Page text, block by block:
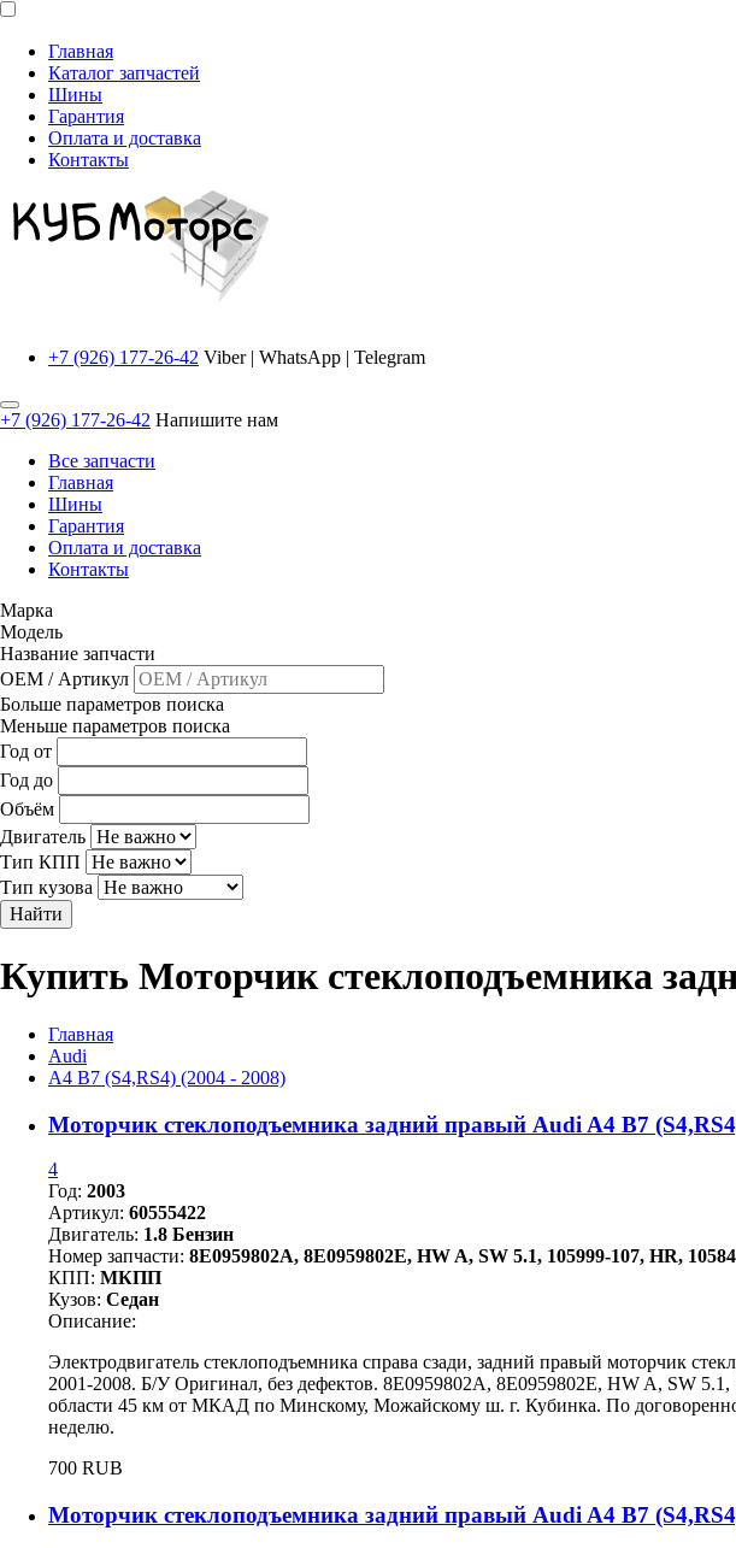
Главная
Каталог запчастей
Шины
Гарантия
Оплата и доставка
Контакты
+7 (926) 177-26-42 Viber | WhatsApp | Telegram
+7 (926) 177-26-42 Напишите нам
Все запчасти
Главная
Шины
Гарантия
Оплата и доставка
Контакты
Марка
Модель
Название запчасти
OEM / Артикул
Больше параметров поиска
Меньше параметров поиска
Год от
Год до
Объём
Двигатель
Тип КПП
Тип кузова
Найти
Купить Моторчик стеклоподъемника
Главная
Audi
A4 B7 (S4,RS4) (2004 - 2008)
Моторчик стеклоподъемника задний правый Audi A4 B7
4
Год: 2003
Артикул: 60555422
Двигатель: 1.8 Бензин
Номер запчасти: 8E0959802A, 8E0959802E, HW A, SW 5.1, 105999-107, HR,
КПП: МКПП
Кузов: Седан
Описание:
Электродвигатель стеклоподъемника справа сзади, задний правый моторчик
2001-2008. Б/У Оригинал, без дефектов. 8E0959802A, 8E0959802E, HW A, SW
области 45 км от МКАД по Минскому, Можайскому ш. г. Кубинка. По
неделю.
700 RUB
Моторчик стеклоподъемника задний правый Audi A4 B7